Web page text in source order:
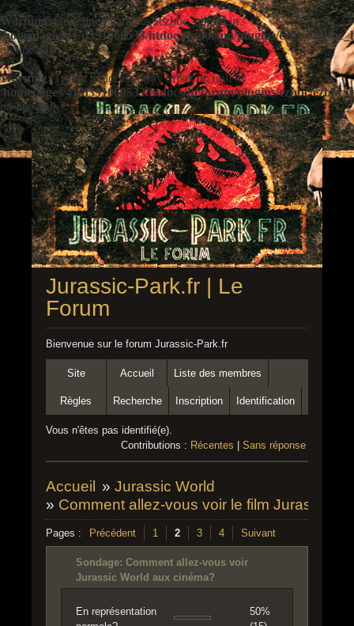
Warning: Undefined variable $ezbbc_config in
/homepages/41/d391060533/htdocs/jp/forum/plugins/ezbbc/
on line410
Warning: Trying to access array offset on null in
/homepages/41/d391060533/htdocs/jp/forum/plugins/ezbbc/
on line410
Jurassic-Park.fr | Le
Forum
Bienvenue sur le forum Jurassic-Park.fr
Site Accueil Liste des membres
Règles Recherche Inscription Identification
Vous n'êtes pas identifié(e).
Contributions : Récentes Sans réponse
Accueil » Jurassic World
» Comment allez-vous voir le film Jurassic
Pages : Précédent 1 2 3 4 Suivant
Sondage: Comment allez-vous voir
Jurassic World aux cinéma?
En représentation
50%